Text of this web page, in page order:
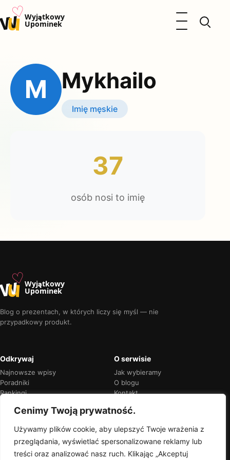
Cenimy Twoją prywatność.
Używamy plików cookie, aby ulepszyć Twoje wrażenia z
przeglądania, wyświetlać spersonalizowane reklamy lub
treści oraz analizować nasz ruch. Klikając „Akceptuj
u♡Wyjątkowy
Upominek
Otwórz menu
Kalendarz Imienin
Kobieta
Okazje
Katalog prezentów
M Mykhailo
Imię męskie
37
osób nosi to imię
u♡Wyjątkowy
Upominek
Blog o prezentach, w których liczy się myśl — nie
przypadkowy produkt.
Odkrywaj
Najnowsze wpisy
Poradniki
Rankingi
O serwisie
Jak wybieramy
O blogu
Kontakt
Przejrzyste rekomendacje